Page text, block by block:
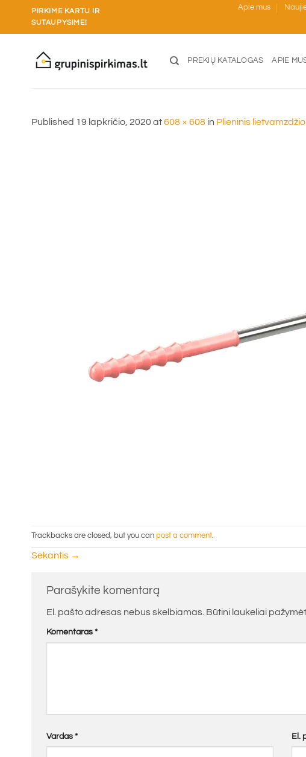
content
PIRKIME KARTU IR
SUTAUPYSIME!
Apie mus
PREKIŲ KATALOGAS APIE
Published 19 lapkričio, 2020 at608 × 608 in Plieninis
Trackbacks are closed, but you can post a comment.
Sekantis →
Parašykite komentarą
El. pašto adresas nebus skelbiamas. Būtini laukeliai
Komentaras *
Vardas * El.